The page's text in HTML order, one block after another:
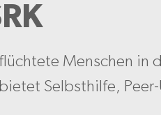
Menschen in
Selbsthilfe,